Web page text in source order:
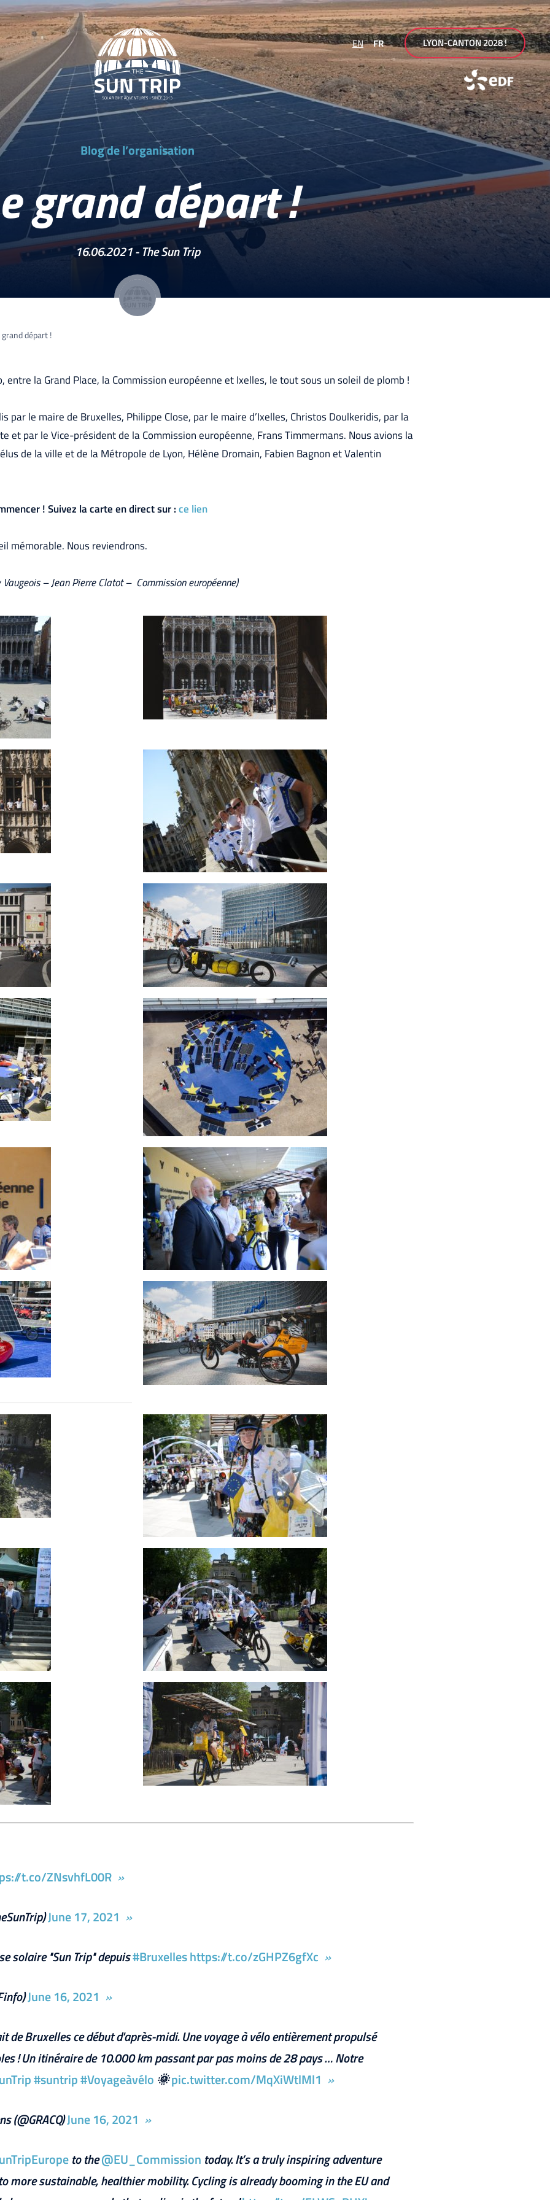
EN FR LYON-CANTON 2028 !
Blog de l’organisation
grand départ !
16.06.2021 -The Sun Trip
grand départ !
entre la Grand Place, la Commission européenne et Ixelles, le tout sous un soleil de plomb !
par le maire de Bruxelles, Philippe Close, par le maire d’Ixelles, Christos Doulkeridis, par la
et par le Vice-président de la Commission européenne, Frans Timmermans. Nous avions la
de la ville et de la Métropole de Lyon, Hélène Dromain, Fabien Bagnon et Valentin
! Suivez la carte en direct sur :ce lien
mémorable. Nous reviendrons.
– Jean Pierre Clatot – Commission européenne)
t.co/ZNsvhfL00R
June 17, 2021
solaire "Sun Trip" depuis#Bruxelleshttps://t.co/zGHPZ6gfXc
June 16, 2021
de Bruxelles ce début d'après-midi. Une voyage à vélo entièrement propulsé
! Un itinéraire de 10.000 km passant par pas moins de 28 pays … Notre
#suntrip#Voyageàvélo 🌞pic.twitter.com/MqXiWtlMl1
(@GRACQ)June 16, 2021
to the@EU_Commission today. It’s a truly inspiring adventure
more sustainable, healthier mobility. Cycling is already booming in the EU and